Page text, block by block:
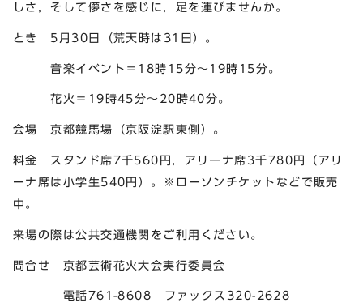
しさ，そして儚さを感じに，足を運びませんか。
とき 5月30日（荒天時は31日）。
音楽イベント＝18時15分～19時15分。
花火＝19時45分～20時40分。
会場 京都競馬場（京阪淀駅東側）。
料金 スタンド席7千560円，アリーナ席3千780円（アリ
ーナ席は小学生540円）。※ローソンチケットなどで販売
中。
来場の際は公共交通機関をご利用ください。
問合せ 京都芸術花火大会実行委員会
電話761-8608 ファックス320-2628